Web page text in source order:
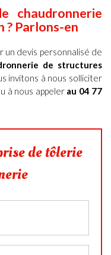
chaudronnerie
? Parlons-en
un devis personnalisé de
de structures
invitons à nous solliciter
à nous appelerau 04 77
de tôlerie